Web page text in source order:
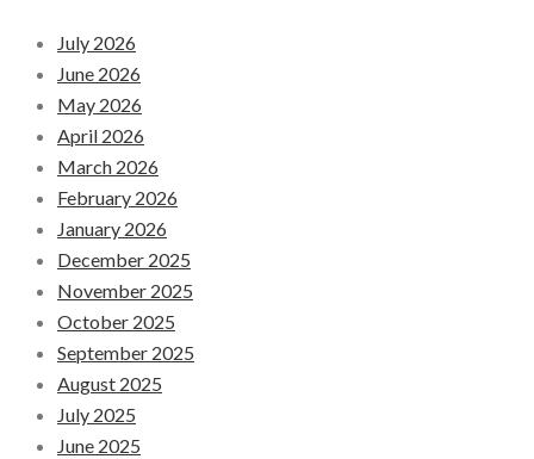
July 2026
June 2026
May 2026
April 2026
March 2026
February 2026
January 2026
December 2025
November 2025
October 2025
September 2025
August 2025
July 2025
June 2025